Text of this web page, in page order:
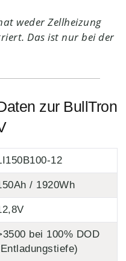
weder Zellheizung
Das ist nur bei der
zur BullTron
12
/ 1920Wh
bei 100% DOD